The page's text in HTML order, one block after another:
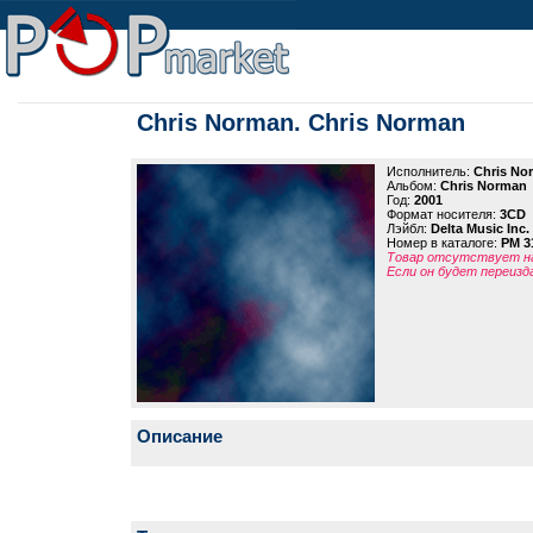
Chris Norman. Chris Norman
Исполнитель: Chris
Альбом: Chris Norman
Год: 2001
Формат носителя: 3CD
Лэйбл: Delta Music Inc.
Номер в каталоге: PM
Товар отсутствует
Если он будет
Описание